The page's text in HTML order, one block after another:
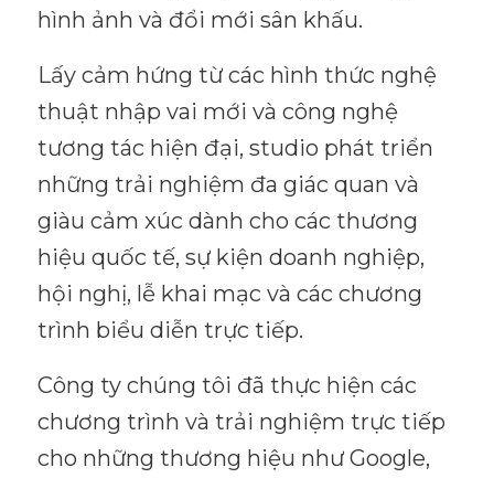
hình ảnh và đổi mới sân khấu.
Lấy cảm hứng từ các hình thức nghệ
thuật nhập vai mới và công nghệ
tương tác hiện đại, studio phát triển
những trải nghiệm đa giác quan và
giàu cảm xúc dành cho các thương
hiệu quốc tế, sự kiện doanh nghiệp,
hội nghị, lễ khai mạc và các chương
trình biểu diễn trực tiếp.
Công ty chúng tôi đã thực hiện các
chương trình và trải nghiệm trực tiếp
cho những thương hiệu như Google,